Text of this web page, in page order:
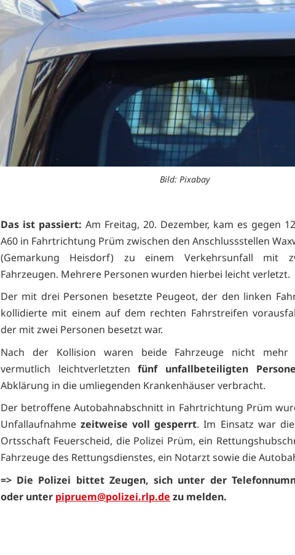
Bild: Pixabay
Das ist passiert: Am Freitag, 20. Dezember, kam es gegen
A60 in Fahrtrichtung Prüm zwischen den Anschlussstellen
(Gemarkung Heisdorf) zu einem Verkehrsunfall mit
Fahrzeugen. Mehrere Personen wurden hierbei leicht verletzt.
Der mit drei Personen besetzte Peugeot, der den linken
kollidierte mit einem auf dem rechten Fahrstreifen
der mit zwei Personen besetzt war.
Nach der Kollision waren beide Fahrzeuge nicht mehr
vermutlich leichtverletzten fünf unfallbeteiligten
Abklärung in die umliegenden Krankenhäuser verbracht.
Der betroffene Autobahnabschnitt in Fahrtrichtung Prüm
Unfallaufnahme zeitweise voll gesperrt. Im Einsatz war
Ortsschaft Feuerscheid, die Polizei Prüm, ein
Fahrzeuge des Rettungsdienstes, ein Notarzt sowie die
=> Die Polizei bittet Zeugen, sich unter der
oder unter pipruem@polizei.rlp.de zu melden.